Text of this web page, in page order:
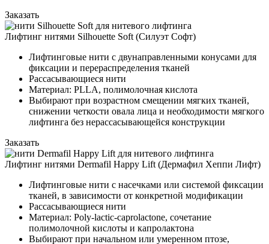
Заказать
Лифтинг нитями Silhouette Soft (Силуэт Софт)
Лифтинговые нити с двунаправленными конусами для
фиксации и перераспределения тканей
Рассасывающиеся нити
Материал: PLLA, полимолочная кислота
Выбирают при возрастном смещении мягких тканей,
снижении четкости овала лица и необходимости мягкого
лифтинга без нерассасывающейся конструкции
Заказать
Лифтинг нитями Dermafil Happy Lift (Дермафил Хеппи Лифт)
Лифтинговые нити с насечками или системой фиксации
тканей, в зависимости от конкретной модификации
Рассасывающиеся нити
Материал: Poly-lactic-caprolactone, сочетание
полимолочной кислоты и капролактона
Выбирают при начальном или умеренном птозе,